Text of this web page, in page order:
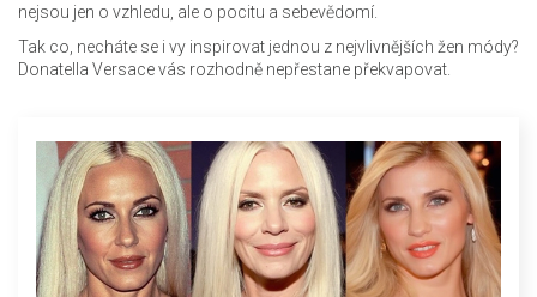
nejsou jen o vzhledu, ale o pocitu a sebevědomí.
Tak co, necháte se i vy inspirovat jednou z nejvlivnějších žen módy?
Donatella Versace vás rozhodně nepřestane překvapovat.